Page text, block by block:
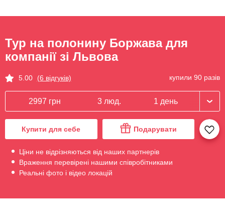
Тур на полонину Боржава для
компанії зі Львова
5.00 (6 відгуків) купили 90 разів
2997 грн 3 люд. 1 день
Купити для себе Подарувати
Ціни не відрізняються від наших партнерів
Враження перевірені нашими співробітниками
Реальні фото і відео локацій